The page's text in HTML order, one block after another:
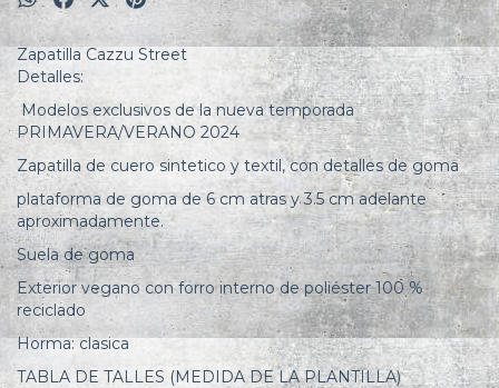
Zapatilla Cazzu Street
Detalles:
Modelos exclusivos de la nueva temporada
PRIMAVERA/VERANO 2024
Zapatilla de cuero sintetico y textil, con detalles de goma
plataforma de goma de 6 cm atras y 3.5 cm adelante
aproximadamente.
Suela de goma
Exterior vegano con forro interno de poliéster 100 %
reciclado
Horma: clasica
TABLA DE TALLES (MEDIDA DE LA PLANTILLA)